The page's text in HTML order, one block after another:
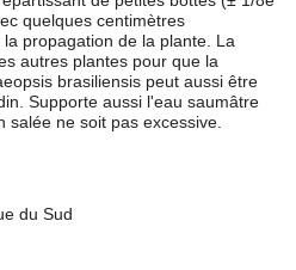
quelques centimètres
propagation de la plante. La
autres plantes pour que la
brasiliensis peut aussi être
Supporte aussi l'eau saumâtre
ne soit pas excessive.
du Sud